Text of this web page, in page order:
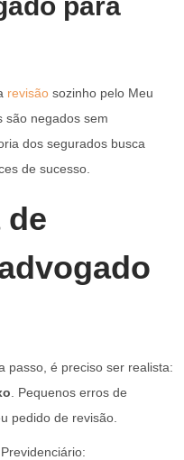
revisão sozinho pelo Meu
são negados sem
dos segurados busca
de sucesso.
passo, é preciso ser realista:
. Pequenos erros de
pedido de revisão.